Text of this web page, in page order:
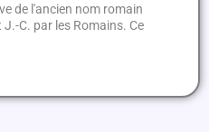
de l'ancien nom romain
C. par les Romains. Ce